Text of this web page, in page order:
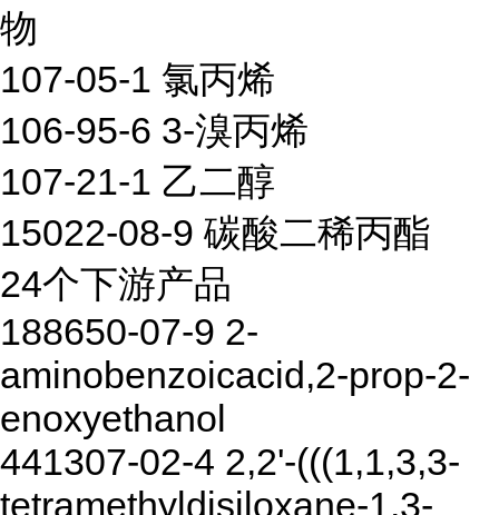
物
107-05-1 氯丙烯
106-95-6 3-溴丙烯
107-21-1 乙二醇
15022-08-9 碳酸二稀丙酯
24个下游产品
188650-07-9 2-
aminobenzoicacid,2-prop-2-
enoxyethanol
441307-02-4 2,2'-(((1,1,3,3-
tetramethyldisiloxane-1,3-